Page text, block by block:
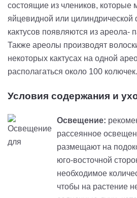
состоящие из члеников, которые
яйцевидной или
кактусов появляются из ареола-
Также ареолы производят
некоторых кактусах на одной
располагаться около 100 колючек.
Условия содержания и
Освещение:
рассеянное
размещают на
юго-восточной
необходимое
чтобы на растение